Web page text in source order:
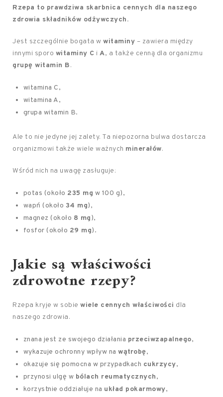
Rzepa to prawdziwa skarbnica cennych dla naszego
zdrowia składników odżywczych.
Jest szczególnie bogata w witaminy – zawiera między
innymi sporo witaminy C i A, a także cenną dla organizmu
grupę witamin B.
witamina C,
witamina A,
grupa witamin B.
Ale to nie jedyne jej zalety. Ta niepozorna bulwa dostarcza
organizmowi także wiele ważnych minerałów.
Wśród nich na uwagę zasługuje:
potas (około 235 mg w 100 g),
wapń (około 34 mg),
magnez (około 8 mg),
fosfor (około 29 mg).
Jakie są właściwości
zdrowotne rzepy?
Rzepa kryje w sobie wiele cennych właściwości dla
naszego zdrowia.
znana jest ze swojego działania przeciwzapalnego,
wykazuje ochronny wpływ nawątrobę,
okazuje się pomocna w przypadkach cukrzycy,
przynosi ulgę w bólach reumatycznych,
korzystnie oddziałuje na układ pokarmowy,